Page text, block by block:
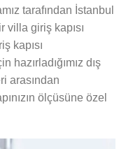
tarafından İstanbul
villa giriş kapısı
kapısı
dış
arasından
ölçüsüne özel